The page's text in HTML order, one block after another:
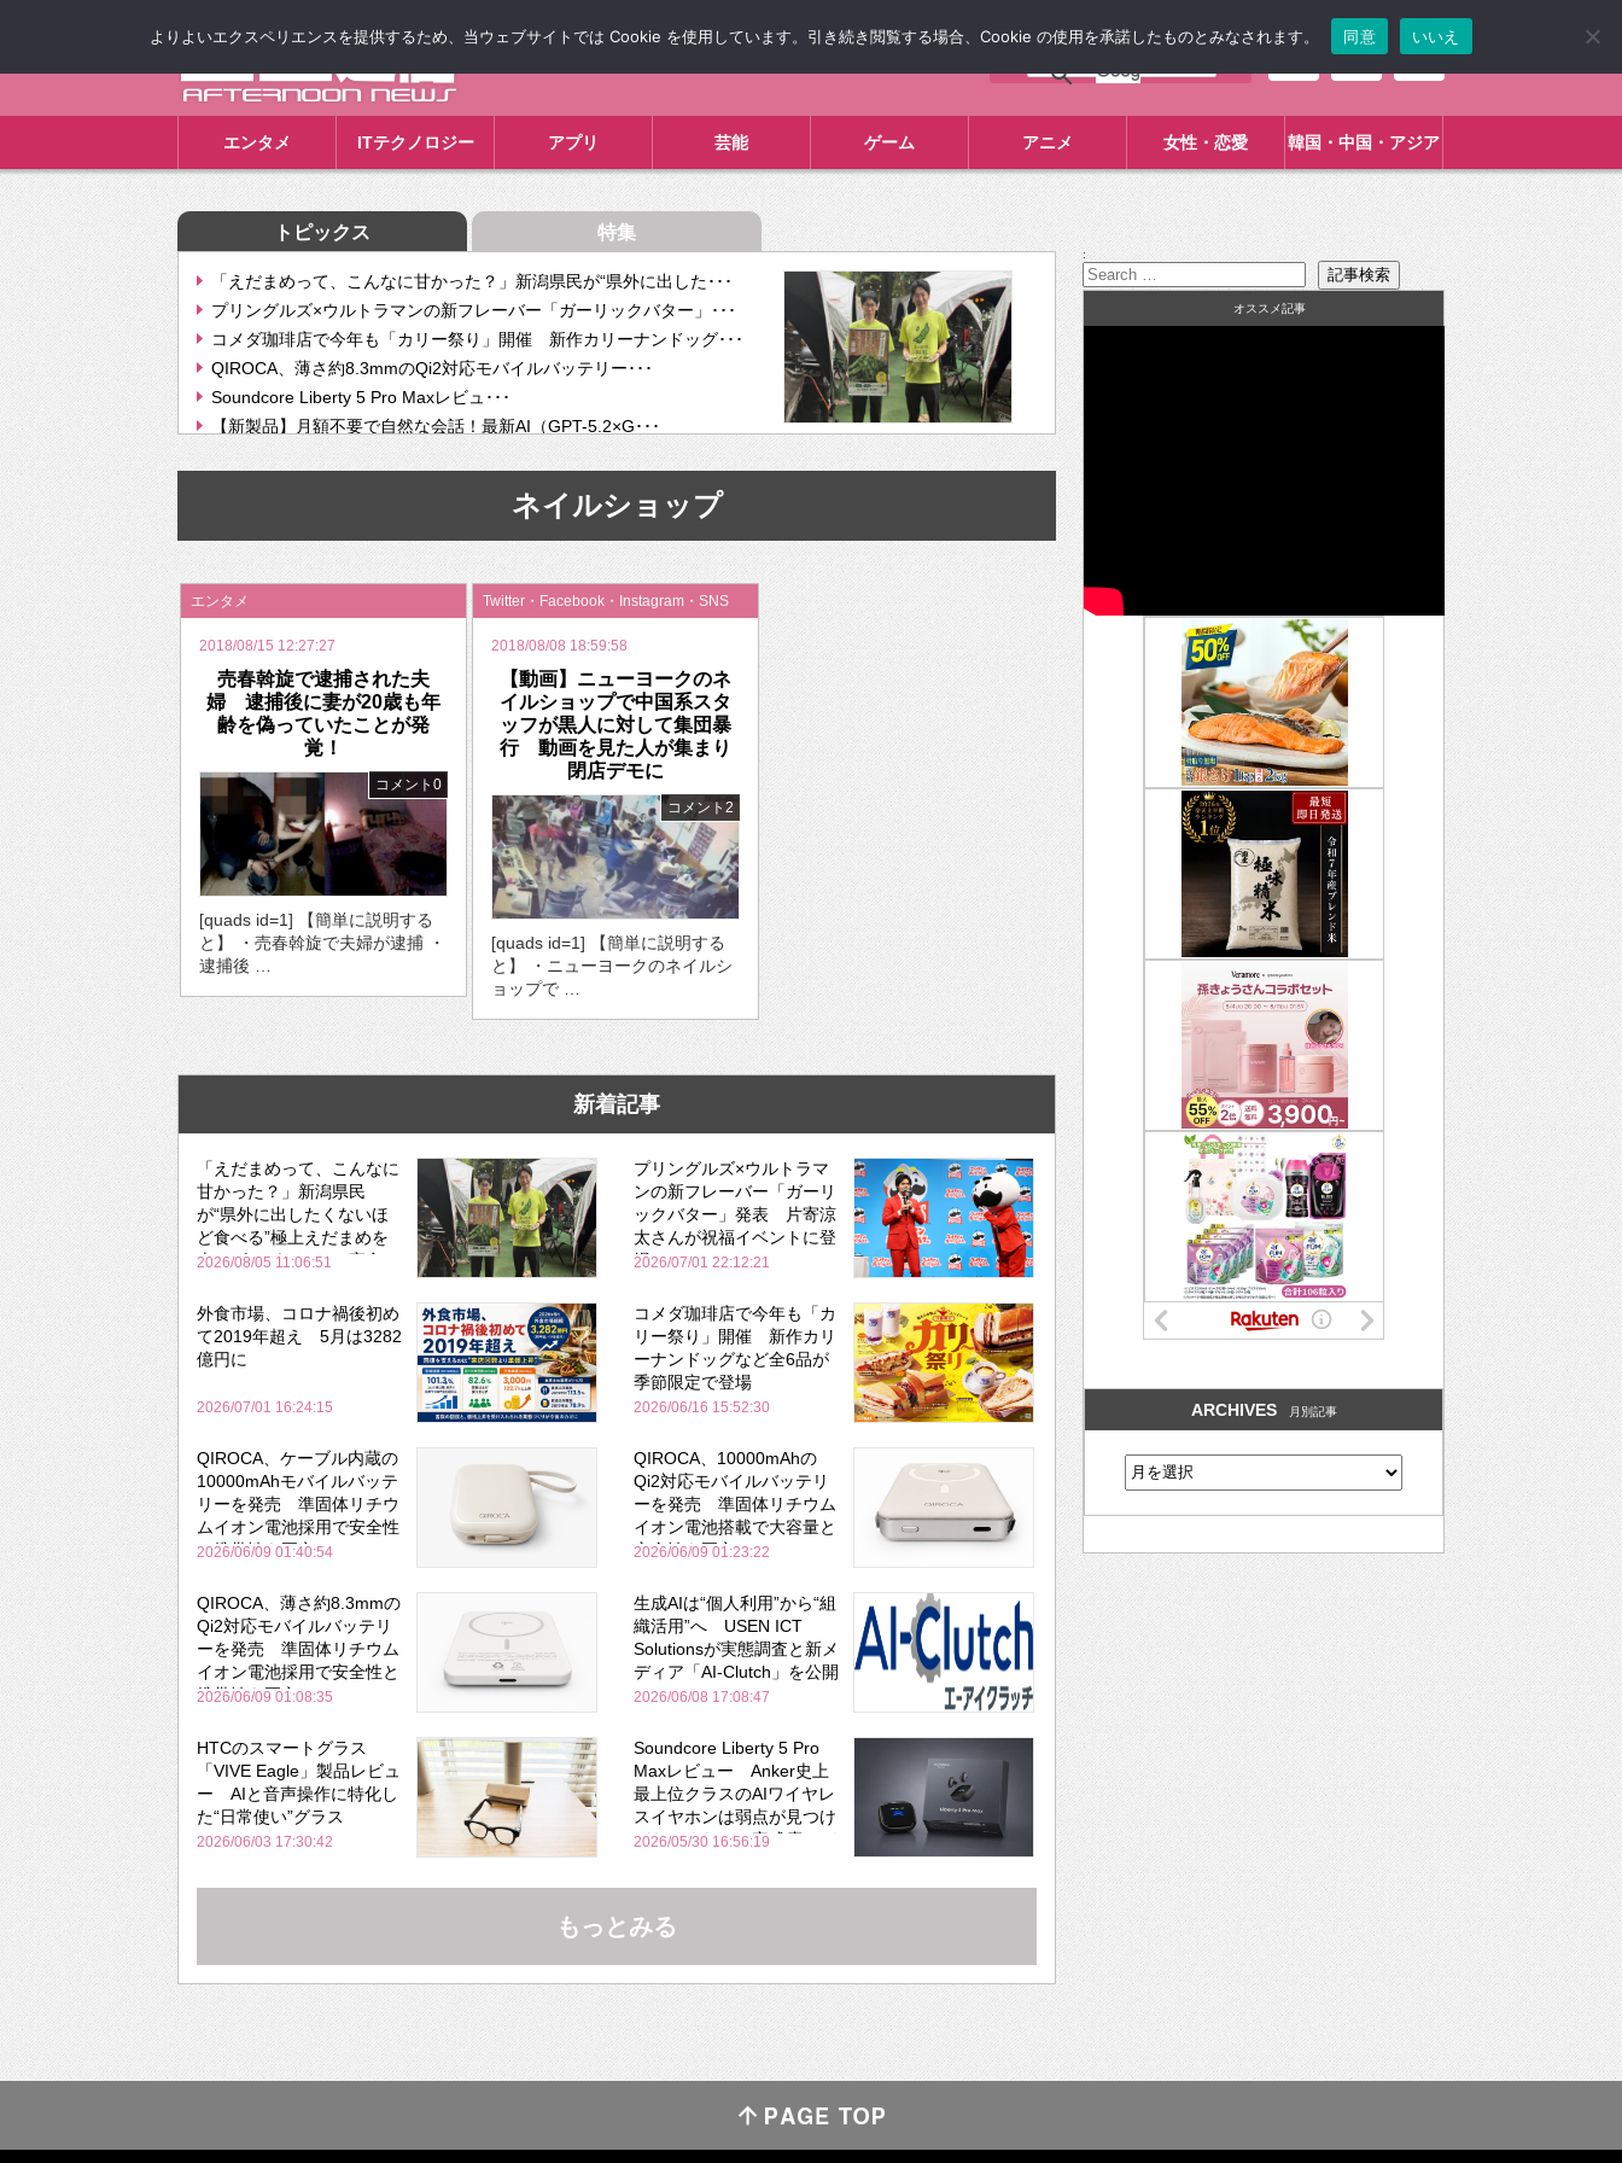
エンタメ ITテクノロジー アプリ 芸能 ゲーム アニメ 女性・恋愛 韓国・中国・アジア
トピックス 特集
「えだまめって、こんなに甘かった？」新潟県民が“県外に出した･･･
プリングルズ×ウルトラマンの新フレーバー「ガーリックバター」･･･
コメダ珈琲店で今年も「カリー祭り」開催 新作カリーナンドッグ･･･
QIROCA、薄さ約8.3mmのQi2対応モバイルバッテリー･･･
Soundcore Liberty 5 Pro Maxレビュ･･･
【新製品】月額不要で自然な会話！最新AI（GPT-5.2×G･･･
【次世代の没入感と生産性】VITURE Luma Ultra･･･
挫折率8割の壁をAIで突破。ジャストシステム、”自分が今話し･･･
2026年のバレンタインは「自分で作って、想いを渡す」 TE･･･
ネイルショップ
エンタメ
2018/08/15 12:27:27
売春斡旋で逮捕された夫
婦 逮捕後に妻が20歳も年
齢を偽っていたことが発
覚！
コメント0
[quads id=1] 【簡単に説明する
と】 ・売春斡旋で夫婦が逮捕 ・
逮捕後 …
Twitter・Facebook・Instagram・SNS
2018/08/08 18:59:58
【動画】ニューヨークのネ
イルショップで中国系スタ
ッフが黒人に対して集団暴
行 動画を見た人が集まり
閉店デモに
コメント2
[quads id=1] 【簡単に説明する
と】 ・ニューヨークのネイルシ
ョップで …
新着記事
「えだまめって、こんなに
甘かった？」新潟県民
が“県外に出したくないほ
ど食べる”極上えだまめを
森のビアガーデンで実食
2026/08/05 11:06:51
プリングルズ×ウルトラマ
ンの新フレーバー「ガーリ
ックバター」発表 片寄涼
太さんが祝福イベントに登
場
2026/07/01 22:12:21
外食市場、コロナ禍後初め
て2019年超え 5月は3282
億円に
2026/07/01 16:24:15
コメダ珈琲店で今年も「カ
リー祭り」開催 新作カリ
ーナンドッグなど全6品が
季節限定で登場
2026/06/16 15:52:30
QIROCA、ケーブル内蔵の
10000mAhモバイルバッテ
リーを発売 準固体リチウ
ムイオン電池採用で安全性
と携帯性を両立
2026/06/09 01:40:54
QIROCA、10000mAhの
Qi2対応モバイルバッテリ
ーを発売 準固体リチウム
イオン電池搭載で大容量と
安全性を両立
2026/06/09 01:23:22
QIROCA、薄さ約8.3mmの
Qi2対応モバイルバッテリ
ーを発売 準固体リチウム
イオン電池採用で安全性と
携帯性を両立
2026/06/09 01:08:35
生成AIは“個人利用”から“組
織活用”へ USEN ICT
Solutionsが実態調査と新メ
ディア「AI-Clutch」を公開
2026/06/08 17:08:47
HTCのスマートグラス
「VIVE Eagle」製品レビュ
ー AIと音声操作に特化し
た“日常使い”グラス
2026/06/03 17:30:42
Soundcore Liberty 5 Pro
Maxレビュー Anker史上
最上位クラスのAIワイヤレ
スイヤホンは弱点が見つけ
づらいくらいの完成度にび
Bose並み
2026/05/30 16:56:19
もっとみる
:
オススメ記事
ARCHIVES 月別記事
よりよいエクスペリエンスを提供するため、当ウェブサイトでは Cookie を使用しています。引き続き閲覧する場合、Cookie の使用を承諾したものとみなされます。 同意 いいえ